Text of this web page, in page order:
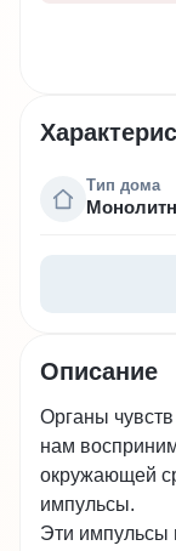
Тип дома
Описание
Органы
нам
окружающей
импульсы.
Эти импульсы